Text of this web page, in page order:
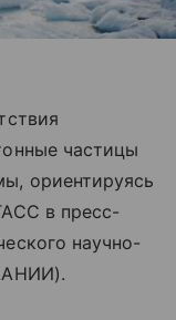
частицы
ориентируясь
в пресс-
научно-